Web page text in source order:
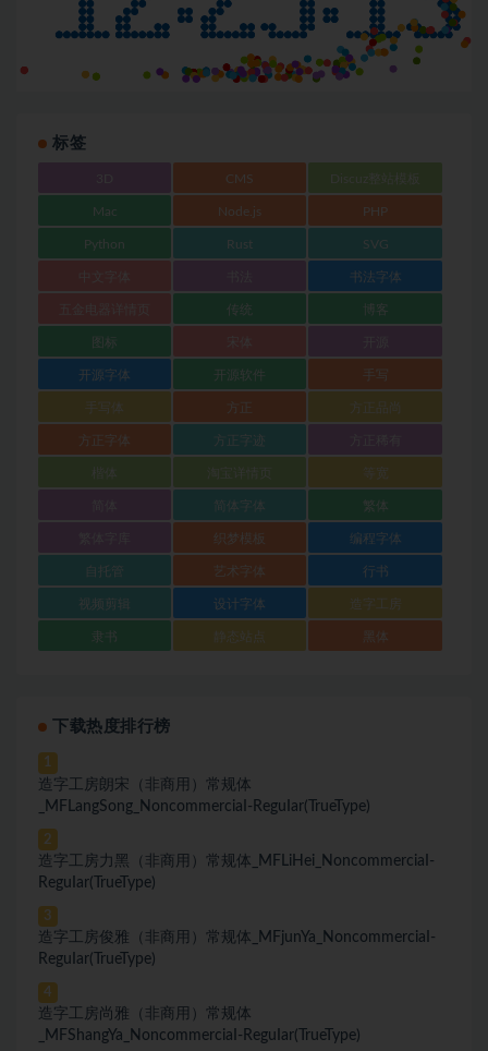
标签
CMS
Mac Node.js PHP
Python Rust SVG
书法字体
传统 博客
图标
开源字体 开源软件 手写
手写体 方正 方正品尚
方正字体 方正字迹
等宽
简体字体 繁体
织梦模板 编程字体
自托管 艺术字体 行书
视频剪辑 设计字体 造字工房
隶书 静态站点 黑体
下载热度排行榜
1
造字工房朗宋（非商用）常规体
_MFLangSong_NoncommerciaI-ReguIar(TrueType)
2
造字工房力黑（非商用）常规体_MFLiHei_NoncommerciaI-
ReguIar(TrueType)
3
造字工房俊雅（非商用）常规体_MFjunYa_NoncommerciaI-
ReguIar(TrueType)
4
造字工房尚雅（非商用）常规体
_MFShangYa_NoncommerciaI-ReguIar(TrueType)